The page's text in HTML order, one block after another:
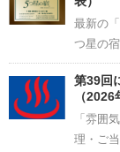
最新の
つ星の
第39回
（
「雰囲
理・ご